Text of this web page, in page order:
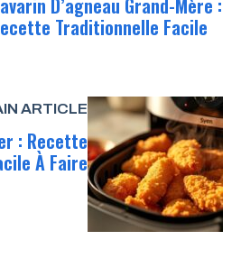
D’agneau Grand-Mère :
Traditionnelle Facile
ARTICLE
: Recette
À Faire